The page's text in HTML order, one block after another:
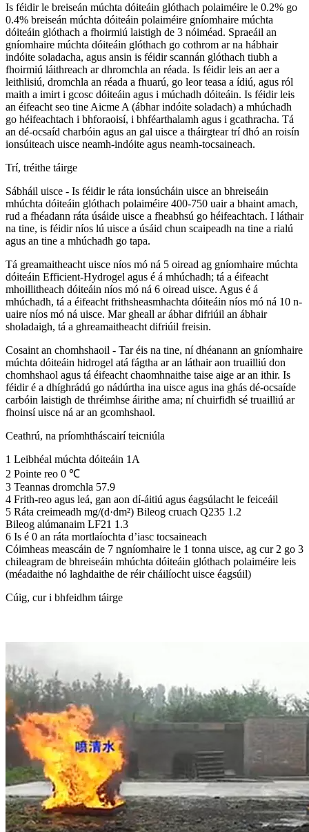
Is féidir le breiseán múchta dóiteáin glóthach polaiméire le 0.2% go
0.4% breiseán múchta dóiteáin polaiméire gníomhaire múchta
dóiteáin glóthach a fhoirmiú laistigh de 3 nóiméad. Spraeáil an
gníomhaire múchta dóiteáin glóthach go cothrom ar na hábhair
indóite soladacha, agus ansin is féidir scannán glóthach tiubh a
fhoirmiú láithreach ar dhromchla an réada. Is féidir leis an aer a
leithlisiú, dromchla an réada a fhuarú, go leor teasa a ídiú, agus ról
maith a imirt i gcosc dóiteáin agus i múchadh dóiteáin. Is féidir leis
an éifeacht seo tine Aicme A (ábhar indóite soladach) a mhúchadh
go héifeachtach i bhforaoisí, i bhféarthalamh agus i gcathracha. Tá
an dé-ocsaíd charbóin agus an gal uisce a tháirgtear trí dhó an roisín
ionsúiteach uisce neamh-indóite agus neamh-tocsaineach.
Trí, tréithe táirge
Sábháil uisce - Is féidir le ráta ionsúcháin uisce an bhreiseáin
mhúchta dóiteáin glóthach polaiméire 400-750 uair a bhaint amach,
rud a fhéadann ráta úsáide uisce a fheabhsú go héifeachtach. I láthair
na tine, is féidir níos lú uisce a úsáid chun scaipeadh na tine a rialú
agus an tine a mhúchadh go tapa.
Tá greamaitheacht uisce níos mó ná 5 oiread ag gníomhaire múchta
dóiteáin Efficient-Hydrogel agus é á mhúchadh; tá a éifeacht
mhoillitheach dóiteáin níos mó ná 6 oiread uisce. Agus é á
mhúchadh, tá a éifeacht frithsheasmhachta dóiteáin níos mó ná 10 n-
uaire níos mó ná uisce. Mar gheall ar ábhar difriúil an ábhair
sholadaigh, tá a ghreamaitheacht difriúil freisin.
Cosaint an chomhshaoil ​​- Tar éis na tine, ní dhéanann an gníomhaire
múchta dóiteáin hidrogel atá fágtha ar an láthair aon truailliú don
chomhshaol agus tá éifeacht chaomhnaithe taise aige ar an ithir. Is
féidir é a dhíghrádú go nádúrtha ina uisce agus ina ghás dé-ocsaíde
carbóin laistigh de thréimhse áirithe ama; ní chuirfidh sé truailliú ar
fhoinsí uisce ná ar an gcomhshaol.
Ceathrú, na príomhtháscairí teicniúla
1 Leibhéal múchta dóiteáin 1A
2 Pointe reo 0 ℃
3 Teannas dromchla 57.9
4 Frith-reo agus leá, gan aon dí-áitiú agus éagsúlacht le feiceáil
5 Ráta creimeadh mg/(d·dm²) Bileog cruach Q235 1.2
Bileog alúmanaim LF21 1.3
6 Is é 0 an ráta mortlaíochta d’iasc tocsaineach
Cóimheas meascáin de 7 ngníomhaire le 1 tonna uisce, ag cur 2 go 3
chileagram de bhreiseáin mhúchta dóiteáin glóthach polaiméire leis
(méadaithe nó laghdaithe de réir cháilíocht uisce éagsúil)
Cúig, cur i bhfeidhm táirge